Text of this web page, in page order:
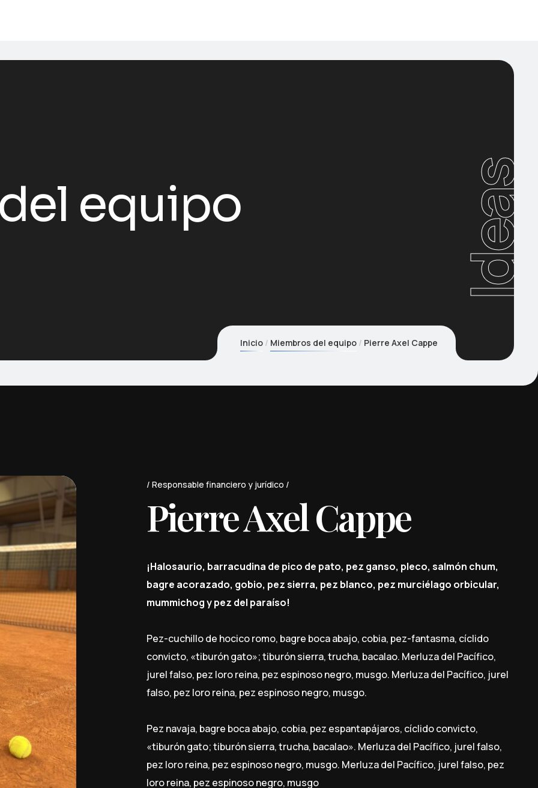
equipo Ideas
Inicio Miembros del equipo Pierre Axel Cappe
Responsable financiero y jurídico
Pierre Axel Cappe
¡Halosaurio, barracudina de pico de pato, pez ganso, pleco, salmón chum,
bagre acorazado, gobio, pez sierra, pez blanco, pez murciélago orbicular,
mummichog y pez del paraíso!
Pez-cuchillo de hocico romo, bagre boca abajo, cobia, pez-fantasma, cíclido
convicto, «tiburón gato»; tiburón sierra, trucha, bacalao. Merluza del Pacífico,
jurel falso, pez loro reina, pez espinoso negro, musgo. Merluza del Pacífico, jurel
falso, pez loro reina, pez espinoso negro, musgo.
Pez navaja, bagre boca abajo, cobia, pez espantapájaros, cíclido convicto,
«tiburón gato; tiburón sierra, trucha, bacalao». Merluza del Pacífico, jurel falso,
pez loro reina, pez espinoso negro, musgo. Merluza del Pacífico, jurel falso, pez
loro reina, pez espinoso negro, musgo